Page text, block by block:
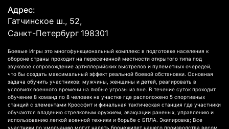
Адрес:
Гатчинское ш., 52,
Санкт-Петербург 198301
Боевые Игры это многофункциональный комплекс в подготовке населения к
обороне страны проходит на пересеченной местности открытого типа под
звуковое сопровождение артиллерийских выстрелов и пулеметных очередей,
что бы создать максимальный эффект реальной боевой обстановки. Основная
задача обучить участников: мужчины, женщины и детей, реагировать в
условиях военного времени на любые угрозы из вне. В течение суток проходит
обучение 8 команд по 8 человек на участке где расположено 5 спортивных
станций с элементами Кроссфит и финальная тактическая станция где участники
обучаются владению стрелковым оружием, эвакуации раненых, управлению и
использованию легкой военной техники и борьбе с БПЛА. Экипировка; Все
участники по умолчанию могут надеть бронежилет нашего производства весом